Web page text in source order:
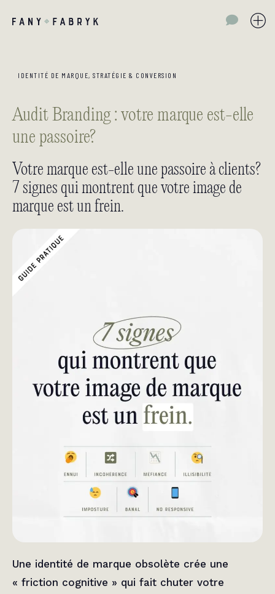
IDENTITÉ DE MARQUE, STRATÉGIE & CONVERSION
Audit Branding : votre marque est-elle
une passoire?
Votre marque est-elle une passoire à clients?
7 signes qui montrent que votre image de
marque est un frein.
Une identité de marque obsolète crée une
« friction cognitive » qui fait chuter votre